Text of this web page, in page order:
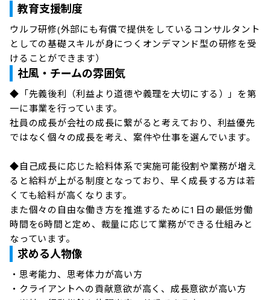
教育支援制度
ウルフ研修(外部にも有償で提供をしているコンサルタント
としての基礎スキルが身につくオンデマンド型の研修を受
けることができます）
社風・チームの雰囲気
◆「先義後利（利益より道徳や義理を大切にする）」を第
一に事業を行っています。
社員の成長が会社の成長に繋がると考えており、利益優先
ではなく個々の成長を考え、案件や仕事を選んでいます。
◆自己成長に応じた給料体系で実施可能役割や業務が増え
ると給料が上がる制度となっており、早く成長する方は若
くても給料が高くなります。
また個々の自由な働き方を推進するために1日の最低労働
時間を6時間と定め、裁量に応じて業務ができる仕組みと
なっています。
求める人物像
・思考能力、思考体力が高い方
・クライアントへの貢献意欲が高く、成長意欲が高い方